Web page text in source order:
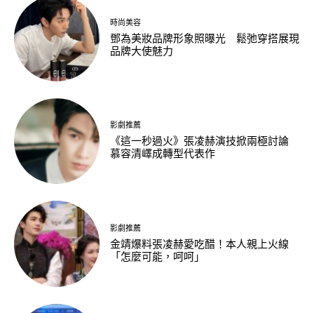
時尚美容
鄧為美妝品牌形象照曝光 鬆弛穿搭展現
品牌大使魅力
影劇推薦
《這一秒過火》張凌赫演技掀兩極討論
慕容清嶧成轉型代表作
影劇推薦
金靖爆料張凌赫愛吃醋！本人親上火線
「怎麼可能，呵呵」